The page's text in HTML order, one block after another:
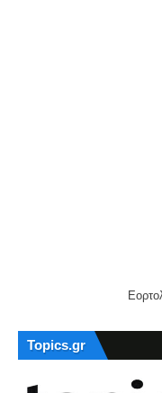
Topics.gr